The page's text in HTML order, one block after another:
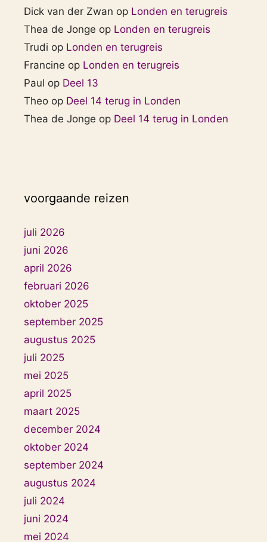
Dick van der Zwan op Londen en terugreis
Thea de Jonge op Londen en terugreis
Trudi op Londen en terugreis
Francine op Londen en terugreis
Paul op Deel 13
Theo op Deel 14 terug in Londen
Thea de Jonge op Deel 14 terug in Londen
voorgaande reizen
juli 2026
juni 2026
april 2026
februari 2026
oktober 2025
september 2025
augustus 2025
juli 2025
mei 2025
april 2025
maart 2025
december 2024
oktober 2024
september 2024
augustus 2024
juli 2024
juni 2024
mei 2024